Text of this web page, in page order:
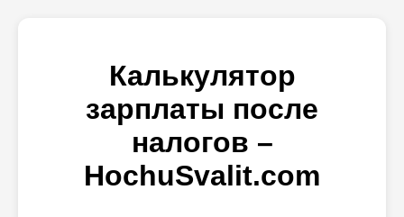
Калькулятор
зарплаты после
налогов –
HochuSvalit.com